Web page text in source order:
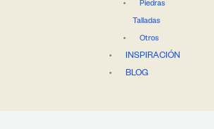
Piedras
Talladas
Otros
INSPIRACIÓN
BLOG